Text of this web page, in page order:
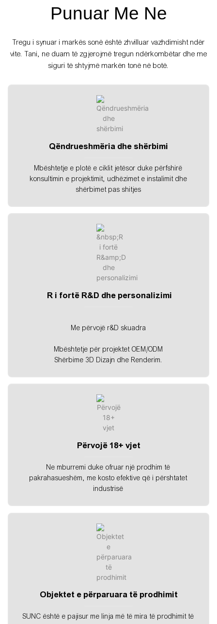
Punuar Me Ne
Tregu i synuar i markës sonë është zhvilluar vazhdimisht ndër
vite. Tani, ne duam të zgjerojmë tregun ndërkombëtar dhe me
siguri të shtyjmë markën tonë në botë.
Qëndrueshmëria dhe shërbimi
Mbështetje e plotë e ciklit jetësor duke përfshirë
konsultimin e projektimit, udhëzimet e instalimit dhe
shërbimet pas shitjes
R i fortë R&D dhe personalizimi
Me përvojë r&D skuadra
Mbështetje për projektet OEM/ODM
Shërbime 3D Dizajn dhe Renderim.
Përvojë 18+ vjet
Ne mburremi duke ofruar një prodhim të
pakrahasueshëm, me kosto efektive që i përshtatet
industrisë
Objektet e përparuara të prodhimit
SUNC është e pajisur me linja më të mira të prodhimit të